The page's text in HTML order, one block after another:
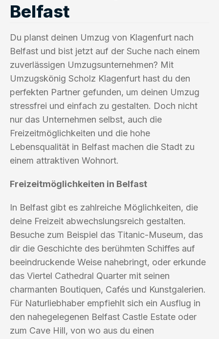
Belfast
Du planst deinen Umzug von Klagenfurt nach
Belfast und bist jetzt auf der Suche nach einem
zuverlässigen Umzugsunternehmen? Mit
Umzugskönig Scholz Klagenfurt hast du den
perfekten Partner gefunden, um deinen Umzug
stressfrei und einfach zu gestalten. Doch nicht
nur das Unternehmen selbst, auch die
Freizeitmöglichkeiten und die hohe
Lebensqualität in Belfast machen die Stadt zu
einem attraktiven Wohnort.
Freizeitmöglichkeiten in Belfast
In Belfast gibt es zahlreiche Möglichkeiten, die
deine Freizeit abwechslungsreich gestalten.
Besuche zum Beispiel das Titanic-Museum, das
dir die Geschichte des berühmten Schiffes auf
beeindruckende Weise nahebringt, oder erkunde
das Viertel Cathedral Quarter mit seinen
charmanten Boutiquen, Cafés und Kunstgalerien.
Für Naturliebhaber empfiehlt sich ein Ausflug in
den nahegelegenen Belfast Castle Estate oder
zum Cave Hill, von wo aus du einen